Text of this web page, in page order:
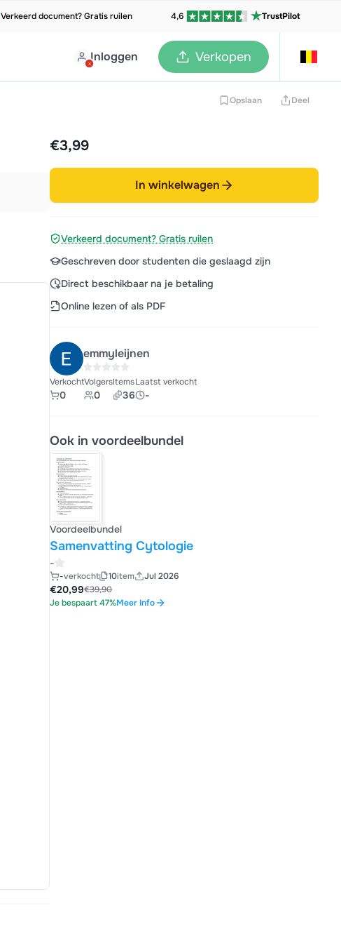
Verkeerd document? Gratis ruilen 4,6 TrustPilot
Inloggen Verkopen
Opslaan Deel
€3,99
In winkelwagen
Verkeerd document? Gratis ruilen
Geschreven door studenten die geslaagd zijn
Direct beschikbaar na je betaling
Online lezen of als PDF
emmyleijnen
Verkocht
0
Volgers
0
Items
36
Laatst verkocht
-
Ook in voordeelbundel
Voordeelbundel
Samenvatting Cytologie
-
-verkocht 10item
Jul 2026
€39,90
€20,99
Je bespaart 47%Meer Info